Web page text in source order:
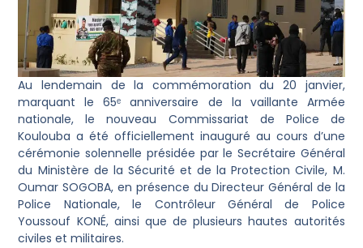
Au lendemain de la commémoration du 20 janvier,
marquant le 65ᵉ anniversaire de la vaillante Armée
nationale, le nouveau Commissariat de Police de
Koulouba a été officiellement inauguré au cours d’une
cérémonie solennelle présidée par le Secrétaire Général
du Ministère de la Sécurité et de la Protection Civile, M.
Oumar SOGOBA, en présence du Directeur Général de la
Police Nationale, le Contrôleur Général de Police
Youssouf KONÉ, ainsi que de plusieurs hautes autorités
civiles et militaires.